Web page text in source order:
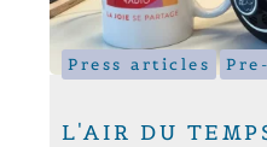
Press articles
L'AIR DU